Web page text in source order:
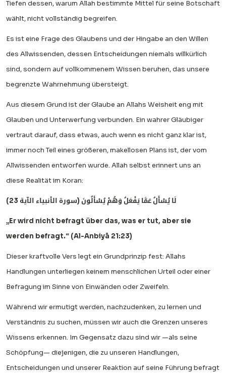
Tiefen dessen, warum Allah bestimmte Mittel für seine Botschaft
wählt, nicht vollständig begreifen.
Es ist eine Frage des Glaubens und der Hingabe an den Willen
des Allwissenden, dessen Entscheidungen niemals willkürlich
sind, sondern auf vollkommenem Wissen beruhen, das unsere
begrenzte Wahrnehmung übersteigt.
Aus diesem Grund ist der Glaube an Allahs Weisheit eng mit
Glauben und Unterwerfung verbunden. Ein wahrer Gläubiger
vertraut darauf, dass etwas, auch wenn es nicht ganz klar ist,
immer noch Teil eines größeren, makellosen Plans ist, der vom
Allwissenden entworfen wurde. Allah selbst erinnert uns an
diese Realität im Koran:
„Er wird nicht befragt über das, was er tut, aber sie
werden befragt.“ (Al-Anbiyā 21:23)
Dieser kraftvolle Vers legt ein Grundprinzip fest: Allahs
Handlungen unterliegen keinem menschlichen Urteil oder einer
Befragung im Sinne von Einwänden oder Zweifeln.
Während wir ermutigt werden, nachzudenken, zu lernen und
Verständnis zu suchen, müssen wir auch die Grenzen unseres
Wissens erkennen. Im Gegensatz dazu sind wir —als seine
Schöpfung— diejenigen, die zu unseren Handlungen,
Entscheidungen und unserer Reaktion auf seine Führung befragt